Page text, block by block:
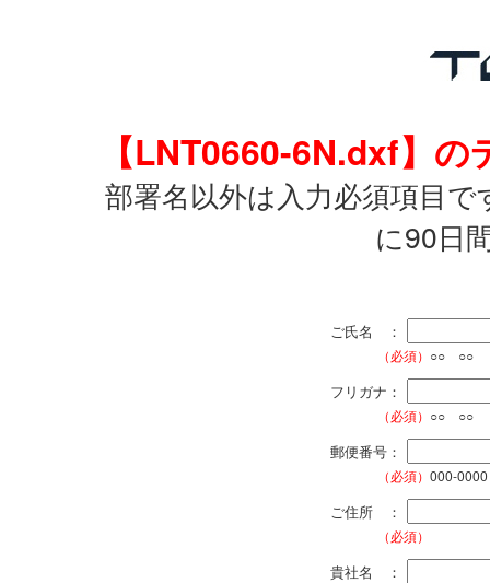
【LNT0660-6N.dxf】
部署名以外は入力必須項目
に90日
ご氏名 ：
（必須） ○○ ○○
フリガナ：
（必須） ○○ ○○
郵便番号：
（必須） 000-0000
ご住所 ：
（必須）
貴社名 ：